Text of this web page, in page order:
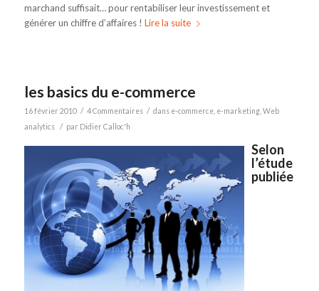
marchand suffisait… pour rentabiliser leur investissement et
générer un chiffre d’affaires ! Lire la suite
les basics du e-commerce
16 février 2010 / 4 Commentaires / dans e-commerce, e-marketing, Web
analytics
/ par Didier Calloc'h
Selon
l’étude
publiée